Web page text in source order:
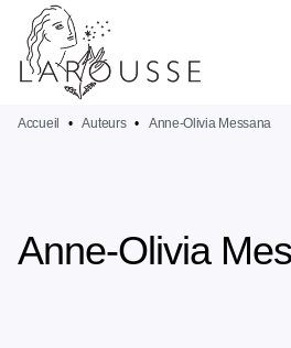
MENU
PIED DE PAGE
Accueil • Auteurs • Anne-Olivia Messana
Anne-Olivia